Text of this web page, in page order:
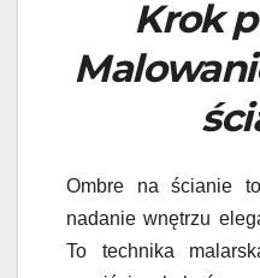
Krok
Ombre na ścianie
nadanie wnętrzu
To technika